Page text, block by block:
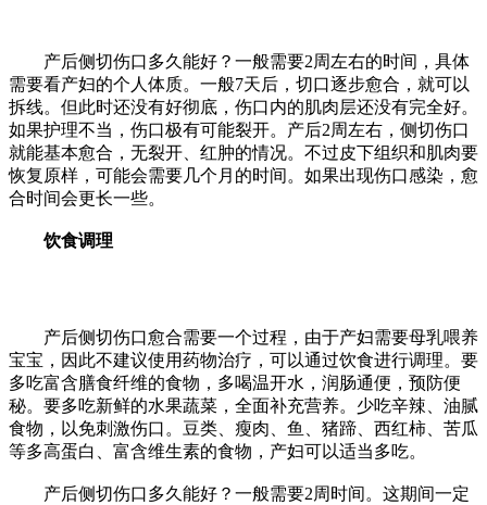
产后侧切伤口多久能好？一般需要2周左右的时间，具体
需要看产妇的个人体质。一般7天后，切口逐步愈合，就可以
拆线。但此时还没有好彻底，伤口内的肌肉层还没有完全好。
如果护理不当，伤口极有可能裂开。产后2周左右，侧切伤口
就能基本愈合，无裂开、红肿的情况。不过皮下组织和肌肉要
恢复原样，可能会需要几个月的时间。如果出现伤口感染，愈
合时间会更长一些。
饮食调理
产后侧切伤口愈合需要一个过程，由于产妇需要母乳喂养
宝宝，因此不建议使用药物治疗，可以通过饮食进行调理。要
多吃富含膳食纤维的食物，多喝温开水，润肠通便，预防便
秘。要多吃新鲜的水果蔬菜，全面补充营养。少吃辛辣、油腻
食物，以免刺激伤口。豆类、瘦肉、鱼、猪蹄、西红柿、苦瓜
等多高蛋白、富含维生素的食物，产妇可以适当多吃。
产后侧切伤口多久能好？一般需要2周时间。这期间一定